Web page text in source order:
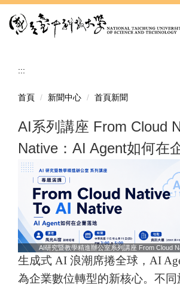
到
:::
首頁 新聞中心 首頁新聞
AI系列講座 From Cloud
Native：AI Agent如何在
AI研究暨教學精進辦公室系列講座 From Cloud
生成式 AI 浪潮席捲全球，AI
為企業數位轉型的新核心。不